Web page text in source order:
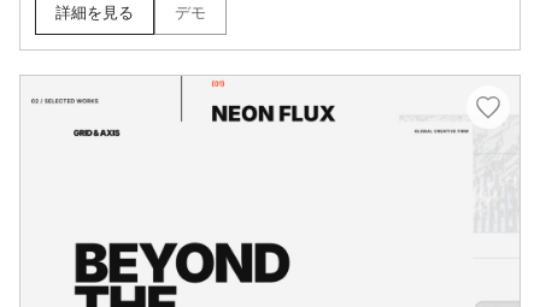
社概要、お問合せフォーム）は、サンプルページを実際ご確認いた
だけます。
詳細を見る デモ